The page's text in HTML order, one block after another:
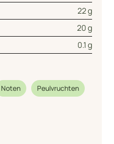
22 g
20 g
0.1 g
Noten Peulvruchten